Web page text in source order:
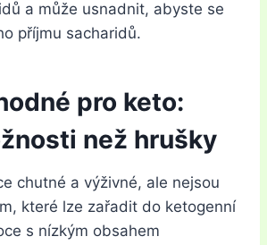
a může usnadnit, abyste se
příjmu sacharidů.
pro keto:
než hrušky
chutné a výživné, ale nejsou
které lze zařadit do ketogenní
s nízkým obsahem